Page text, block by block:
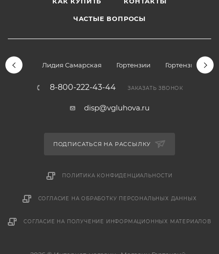
ЧАСТЫЕ ВОПРОСЫ
Лидия Самарская Гортензии Гортензии
8-800-222-43-44 ЗАКАЗАТЬ ЗВОНОК
disp@vgluhova.ru
ПОДПИСАТЬСЯ НА РАССЫЛКУ
ПОЛИТИКА КОНФИДЕНЦИАЛЬНОСТИ
СОГЛАСИЕ НА ОБРАБОТКУ ПЕРСОНАЛЬНЫХ ДАННЫХ
СОГЛАСИЕ НА ПОЛУЧЕНИЕ ИНФОРМАЦИОННЫХ МАТЕРИАЛОВ